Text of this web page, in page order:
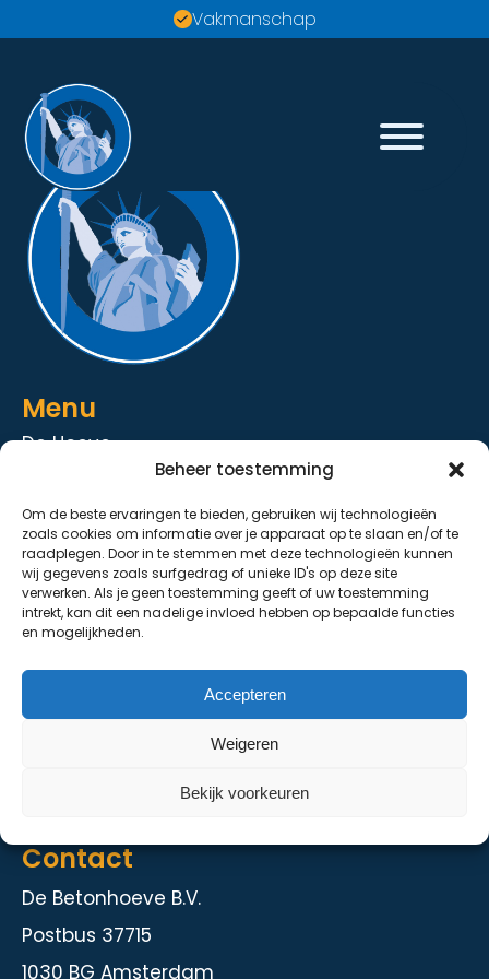
Beheer toestemming
Om de beste ervaringen te bieden, gebruiken wij technologieën
zoals cookies om informatie over je apparaat op te slaan en/of te
raadplegen. Door in te stemmen met deze technologieën kunnen
wij gegevens zoals surfgedrag of unieke ID's op deze site
verwerken. Als je geen toestemming geeft of uw toestemming
intrekt, kan dit een nadelige invloed hebben op bepaalde functies
en mogelijkheden.
Accepteren
Weigeren
Bekijk voorkeuren
Vakmanschap
Menu
De Hoeve
De Strandhoeve
De Grondhoeve
Over ons
Contact
Diensten
Kelder en staalbouw
Herstelmethodieken
Contact
De Betonhoeve B.V.
Postbus 37715
1030 BG Amsterdam